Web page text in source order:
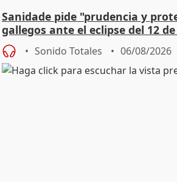
Sanidade pide "prudencia y
gallegos ante el eclipse del 12
Sonido Totales 06/08/2026